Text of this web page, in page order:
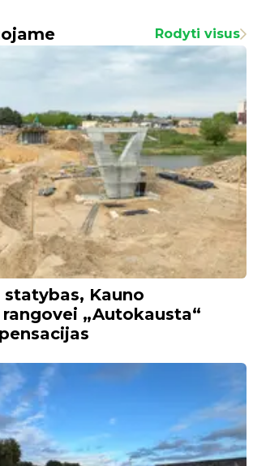
Rodyti visus
statybas, Kauno
„Autokausta“